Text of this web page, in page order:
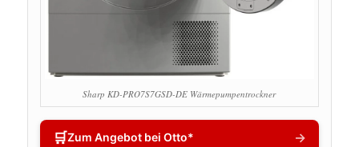
Sharp KD-PRO7S7GSD-DE Wärmepumpentrockner
🛒Zum Angebot bei Otto* →